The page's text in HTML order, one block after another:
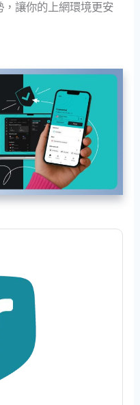
讓你的上網環境更安